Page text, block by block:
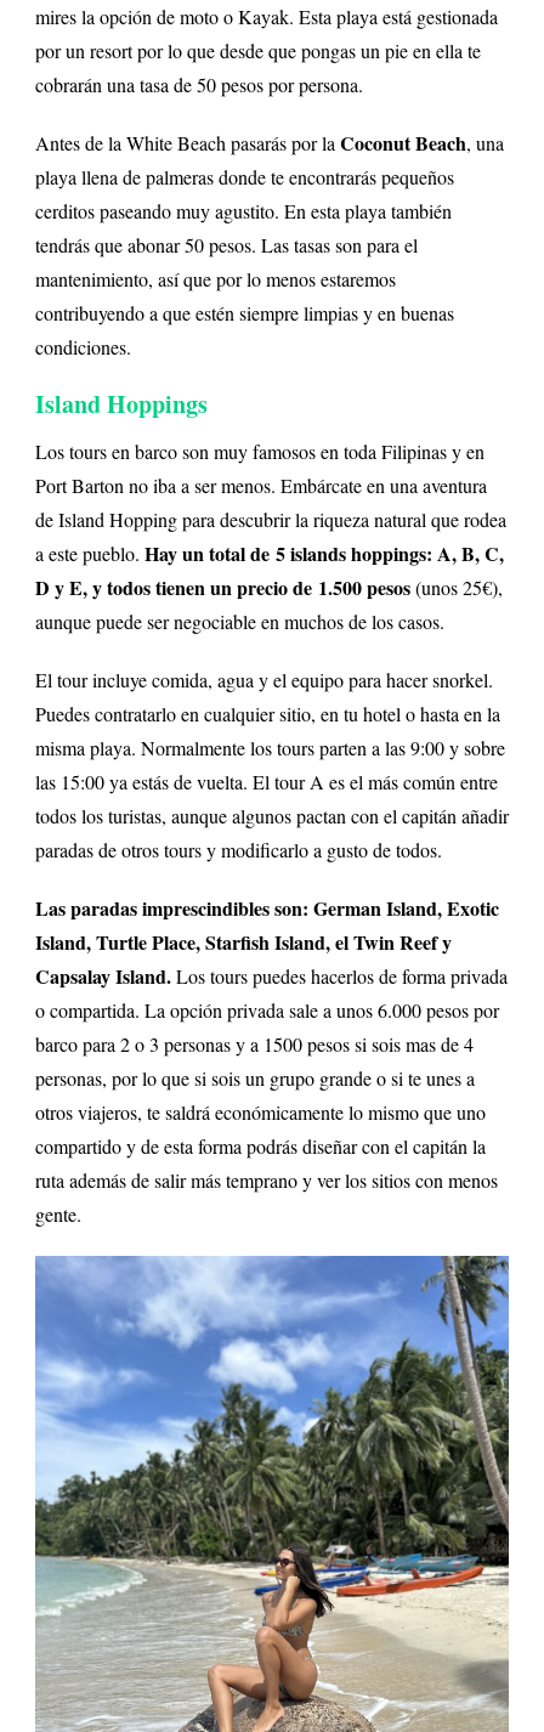
mires la opción de moto o Kayak. Esta playa está gestionada
por un resort por lo que desde que pongas un pie en ella te
cobrarán una tasa de 50 pesos por persona.
Antes de la White Beach pasarás por la Coconut Beach, una
playa llena de palmeras donde te encontrarás pequeños
cerditos paseando muy agustito. En esta playa también
tendrás que abonar 50 pesos. Las tasas son para el
mantenimiento, así que por lo menos estaremos
contribuyendo a que estén siempre limpias y en buenas
condiciones.
Island Hoppings
Los tours en barco son muy famosos en toda Filipinas y en
Port Barton no iba a ser menos. Embárcate en una aventura
de Island Hopping para descubrir la riqueza natural que rodea
a este pueblo. Hay un total de 5 islands hoppings: A, B, C,
D y E, y todos tienen un precio de 1.500 pesos(unos 25€),
aunque puede ser negociable en muchos de los casos.
El tour incluye comida, agua y el equipo para hacer snorkel.
Puedes contratarlo en cualquier sitio, en tu hotel o hasta en la
misma playa. Normalmente los tours parten a las 9:00 y sobre
las 15:00 ya estás de vuelta. El tour A es el más común entre
todos los turistas, aunque algunos pactan con el capitán añadir
paradas de otros tours y modificarlo a gusto de todos.
Las paradas imprescindibles son: German Island, Exotic
Island, Turtle Place, Starfish Island, el Twin Reef y
Capsalay Island.Los tours puedes hacerlos de forma privada
o compartida. La opción privada sale a unos 6.000 pesos por
barco para 2 o 3 personas y a 1500 pesos si sois mas de 4
personas, por lo que si sois un grupo grande o si te unes a
otros viajeros, te saldrá económicamente lo mismo que uno
compartido y de esta forma podrás diseñar con el capitán la
ruta además de salir más temprano y ver los sitios con menos
gente.